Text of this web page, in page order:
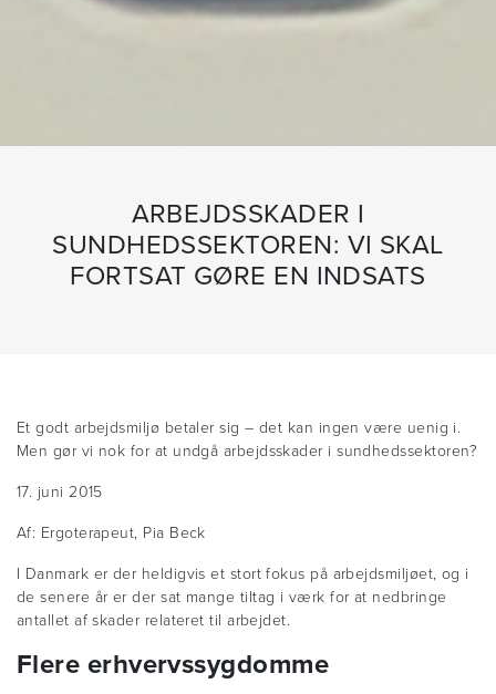
ARBEJDSSKADER I
SUNDHEDSSEKTOREN: VI SKAL
FORTSAT GØRE EN INDSATS
Et godt arbejdsmiljø betaler sig – det kan ingen være uenig i.
Men gør vi nok for at undgå arbejdsskader i sundhedssektoren?
17. juni 2015
Af: Ergoterapeut, Pia Beck
I Danmark er der heldigvis et stort fokus på arbejdsmiljøet, og i
de senere år er der sat mange tiltag i værk for at nedbringe
antallet af skader relateret til arbejdet.
Flere erhvervssygdomme